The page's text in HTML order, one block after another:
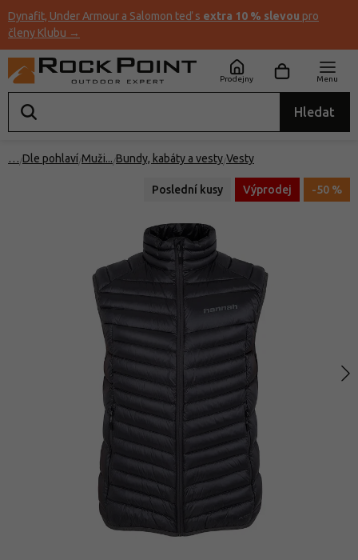
Dynafit, Under Armour a Salomon teď s extra 10 % slevou pro
členy Klubu →
Hledat
Prodejny Menu
… Dle pohlaví Muži Bundy, kabáty a vesty Vesty
-50 %
Výprodej
Poslední kusy